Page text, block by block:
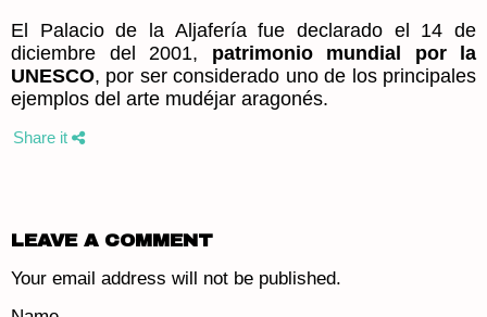
El Palacio de la Aljafería fue declarado el 14 de
diciembre del 2001, patrimonio mundial por la
UNESCO, por ser considerado uno de los principales
ejemplos del arte mudéjar aragonés.
Share it
LEAVE A COMMENT
Your email address will not be published.